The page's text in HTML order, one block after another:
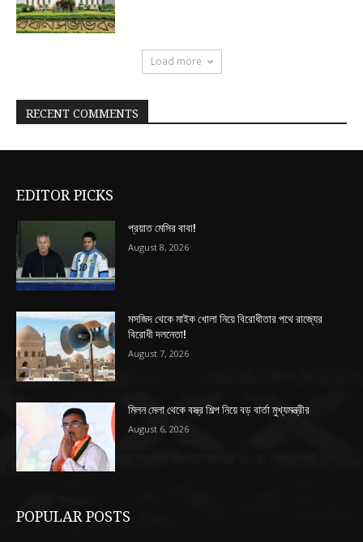
Load more
RECENT COMMENTS
EDITOR PICKS
প্রয়াত মেসির বাবা!
August 8, 2026
মসজিদ থেকে মাইক খোলা নিয়ে বিরোধীতার পথে রাজ্যের
বিরোধী দলনেতা!
August 7, 2026
মিলন মেলা থেকে বস্ত্র শিল্প নিয়ে বড় বার্তা মুখ্যমন্ত্রীর
August 6, 2026
POPULAR POSTS